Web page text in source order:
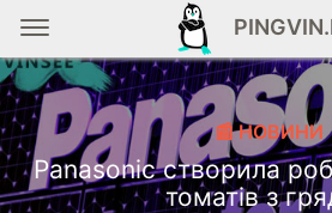
📰 НОВИНИ
Panasonic створила
томатів з